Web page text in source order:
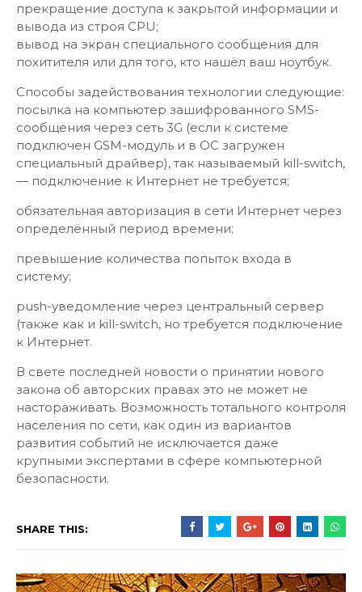
прекращение доступа к закрытой информации и
вывода из строя CPU;
вывод на экран специального сообщения для
похитителя или для того, кто нашёл ваш ноутбук.
Способы задействования технологии следующие:
посылка на компьютер зашифрованного SMS-
сообщения через сеть 3G (если к системе
подключен GSM-модуль и в ОС загружен
специальный драйвер), так называемый kill-switch,
— подключение к Интернет не требуется;
обязательная авторизация в сети Интернет через
определённый период времени;
превышение количества попыток входа в
систему;
push-уведомление через центральный сервер
(также как и kill-switch, но требуется подключение
к Интернет.
В свете последней новости о принятии нового
закона об авторских правах это не может не
настораживать. Возможность тотального контроля
населения по сети, как один из вариантов
развития событий не исключается даже
крупными экспертами в сфере компьютерной
безопасности.
SHARE THIS: